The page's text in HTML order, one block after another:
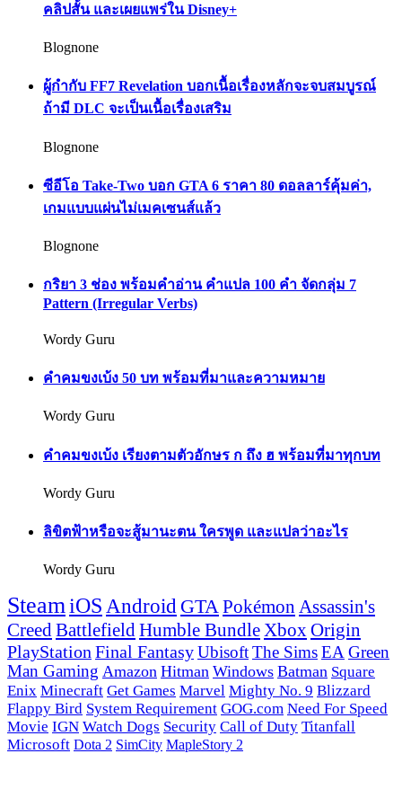
คลิปสั้น และเผยแพร่ใน Disney+
Blognone
ผู้กำกับ FF7 Revelation บอกเนื้อเรื่องหลักจะจบสมบูรณ์
ถ้ามี DLC จะเป็นเนื้อเรื่องเสริม
Blognone
ซีอีโอ Take-Two บอก GTA 6 ราคา 80 ดอลลาร์คุ้มค่า,
เกมแบบแผ่นไม่เมคเซนส์แล้ว
Blognone
กริยา 3 ช่อง พร้อมคำอ่าน คำแปล 100 คำ จัดกลุ่ม 7
Pattern (Irregular Verbs)
Wordy Guru
คำคมขงเบ้ง 50 บท พร้อมที่มาและความหมาย
Wordy Guru
คำคมขงเบ้ง เรียงตามตัวอักษร ก ถึง ฮ พร้อมที่มาทุกบท
Wordy Guru
ลิขิตฟ้าหรือจะสู้มานะตน ใครพูด และแปลว่าอะไร
Wordy Guru
SteamiOSAndroid GTAPokémon Assassin's
CreedBattlefieldHumble Bundle Xbox Origin
PlayStation Final FantasyUbisoftThe Sims EA Green
Man Gaming Amazon Hitman Windows Batman Square
Enix Minecraft Get Games Marvel Mighty No. 9 Blizzard
Flappy Bird System Requirement GOG.com Need For Speed
Movie IGN Watch Dogs Security Call of Duty Titanfall
Microsoft Dota 2 SimCity MapleStory 2